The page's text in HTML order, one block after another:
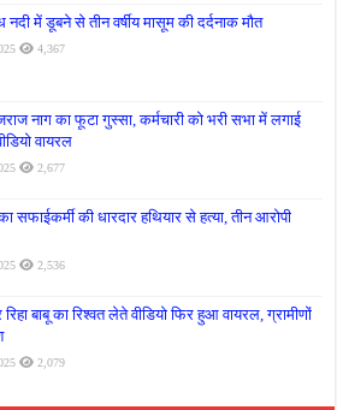
में डूबने से तीन वर्षीय मासूम की दर्दनाक मौत
4,367
नाग का फूटा गुस्सा, कर्मचारी को भरी सभा में लगाई
वायरल
2,677
सफाईकर्मी की धारदार हथियार से हत्या, तीन आरोपी
2,536
बाबू का रिश्वत लेते वीडियो फिर हुआ वायरल, ग्रामीणों
2,079